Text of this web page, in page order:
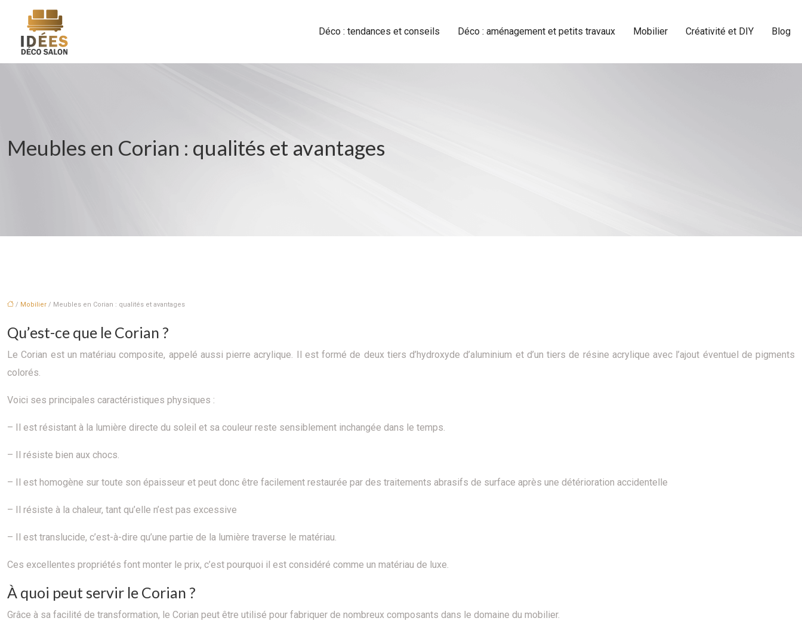
Déco : tendances et conseils Déco : aménagement et petits travaux Mobilier Créativité et DIY Blog
Meubles en Corian : qualités et avantages
/ Mobilier / Meubles en Corian : qualités et avantages
Qu’est-ce que le Corian ?
Le Corian est un matériau composite, appelé aussi pierre acrylique. Il est formé de deux tiers d’hydroxyde d’aluminium et d’un tiers de résine acrylique avec l’ajout éventuel de pigments
colorés.
Voici ses principales caractéristiques physiques :
– Il est résistant à la lumière directe du soleil et sa couleur reste sensiblement inchangée dans le temps.
– Il résiste bien aux chocs.
– Il est homogène sur toute son épaisseur et peut donc être facilement restaurée par des traitements abrasifs de surface après une détérioration accidentelle
– Il résiste à la chaleur, tant qu’elle n’est pas excessive
– Il est translucide, c’est-à-dire qu’une partie de la lumière traverse le matériau.
Ces excellentes propriétés font monter le prix, c’est pourquoi il est considéré comme un matériau de luxe.
À quoi peut servir le Corian ?
Grâce à sa facilité de transformation, le Corian peut être utilisé pour fabriquer de nombreux composants dans le domaine du mobilier.